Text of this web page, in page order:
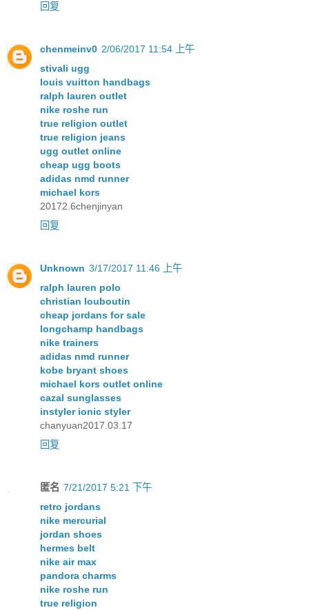
回复
chenmeinv0 2/06/2017 11:54 上午
stivali ugg
louis vuitton handbags
ralph lauren outlet
nike roshe run
true religion outlet
true religion jeans
ugg outlet online
cheap ugg boots
adidas nmd runner
michael kors
20172.6chenjinyan
回复
Unknown 3/17/2017 11:46 上午
ralph lauren polo
christian louboutin
cheap jordans for sale
longchamp handbags
nike trainers
adidas nmd runner
kobe bryant shoes
michael kors outlet online
cazal sunglasses
instyler ionic styler
chanyuan2017.03.17
回复
匿名 7/21/2017 5:21 下午
retro jordans
nike mercurial
jordan shoes
hermes belt
nike air max
pandora charms
nike roshe run
true religion